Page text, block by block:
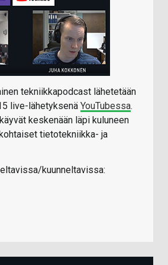
tekniikkapodcast lähetetään
live-lähetyksenä YouTubessa.
keskenään läpi kuluneen
tietotekniikka- ja
kuunneltavissa: